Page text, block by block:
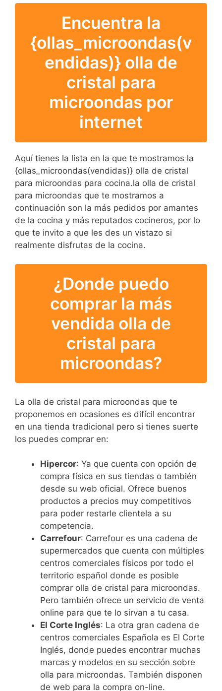
Encuentra la
{ollas_microondas(v
endidas)} olla de
cristal para
microondas por
internet
Aquí tienes la lista en la que te mostramos la
{ollas_microondas(vendidas)} olla de cristal
para microondas para cocina.la olla de cristal
para microondas que te mostramos a
continuación son la más pedidos por amantes
de la cocina y más reputados cocineros, por lo
que te invito a que les des un vistazo si
realmente disfrutas de la cocina.
¿Donde puedo
comprar la más
vendida olla de
cristal para
microondas?
La olla de cristal para microondas que te
proponemos en ocasiones es difícil encontrar
en una tienda tradicional pero si tienes suerte
los puedes comprar en:
Hipercor: Ya que cuenta con opción de
compra física en sus tiendas o también
desde su web oficial. Ofrece buenos
productos a precios muy competitivos
para poder restarle clientela a su
competencia.
Carrefour: Carrefour es una cadena de
supermercados que cuenta con múltiples
centros comerciales físicos por todo el
territorio español donde es posible
comprar olla de cristal para microondas.
Pero también ofrece un servicio de venta
online para que te lo sirvan a tu casa.
El Corte Inglés: La otra gran cadena de
centros comerciales Española es El Corte
Inglés, donde puedes encontrar muchas
marcas y modelos en su sección sobre
olla para microondas. También disponen
de web para la compra on-line.